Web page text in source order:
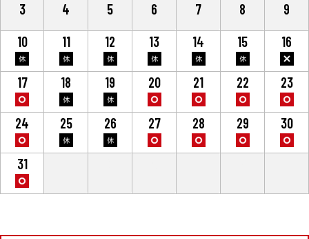
3 4 5 6 7 8
9
10
11 12 13 14 15 16
17 18 19 20 21 22 23
24 25 26 27 28 29 30
31